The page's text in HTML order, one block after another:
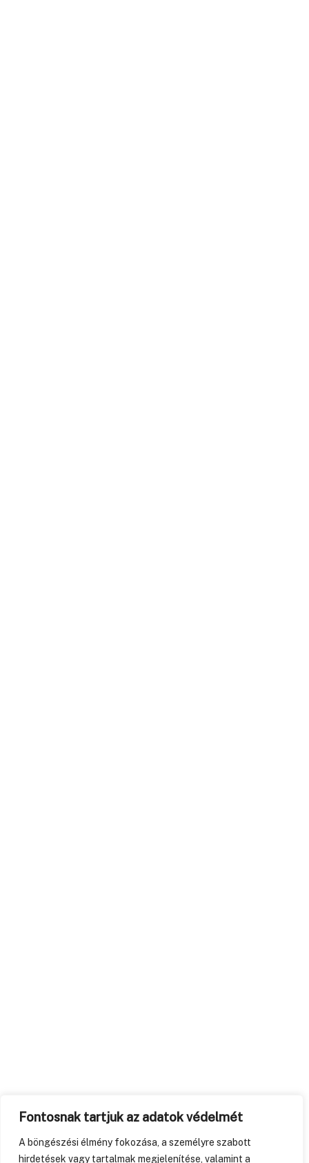
Fontosnak tartjuk az adatok védelmét
A böngészési élmény fokozása, a személyre szabott
hirdetések vagy tartalmak megjelenítése, valamint a